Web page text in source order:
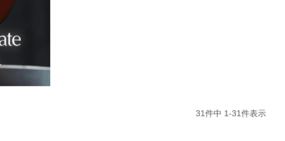
31件中 1-31件表示